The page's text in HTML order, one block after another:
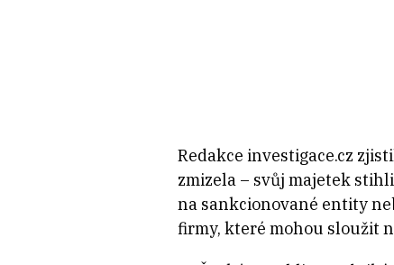
Redakce investigace.cz
zmizela – svůj majetek
na sankcionované entity
firmy, které mohou sloužit